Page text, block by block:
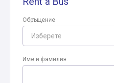
Обръщение
Изберете
Име и фамилия